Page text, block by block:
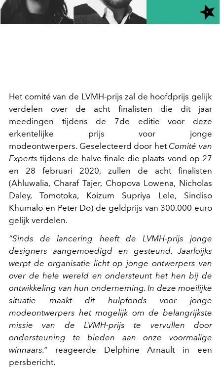
Het comité van de LVMH-prijs zal de hoofdprijs gelijk
verdelen over de acht finalisten die dit jaar
meedingen tijdens de 7de editie voor deze
erkentelijke prijs voor jonge
modeontwerpers. Geselecteerd door het Comité van
Experts tijdens de halve finale die plaats vond op 27
en 28 februari 2020, zullen de acht finalisten
(Ahluwalia, Charaf Tajer, Chopova Lowena, Nicholas
Daley, Tomotoka, Koizum Supriya Lele, Sindiso
Khumalo en Peter Do) de geldprijs van 300.000 euro
gelijk verdelen.
“Sinds de lancering heeft de LVMH-prijs jonge
designers aangemoedigd en gesteund. Jaarloijks
werpt de organisatie licht op jonge ontwerpers van
over de hele wereld en ondersteunt het hen bij de
ontwikkeling van hun onderneming. In deze moeilijke
situatie maakt dit hulpfonds voor jonge
modeontwerpers het mogelijk om de belangrijkste
missie van de LVMH-prijs te vervullen door
ondersteuning te bieden aan onze voormalige
winnaars.” reageerde Delphine Arnault in een
persbericht.